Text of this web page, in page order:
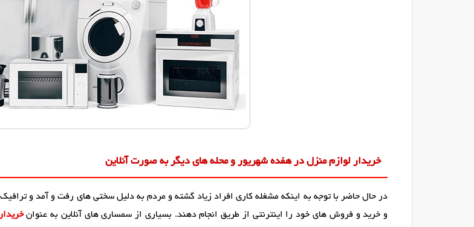
خریدار لوازم منزل در هفده شهریور و محله های دیگر به صورت آنلاین
در حال حاضر با توجه به اینکه مشغله کاری افراد زیاد گشته و مردم به دلیل سختی های رفت و آمد و
و خرید و فروش های خود را اینترنتی از طریق انجام دهند. بسیاری از سمساری های آنلاین به عنوان